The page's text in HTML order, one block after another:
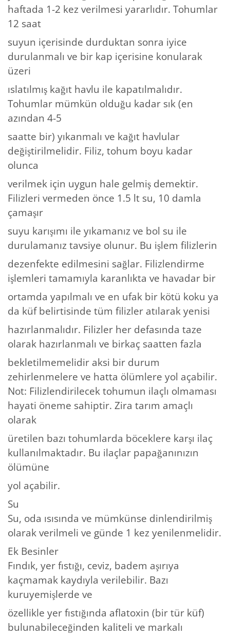
haftada 1-2 kez verilmesi yararlıdır. Tohumlar
12 saat
suyun içerisinde durduktan sonra iyice
durulanmalı ve bir kap içerisine konularak
üzeri
ıslatılmış kağıt havlu ile kapatılmalıdır.
Tohumlar mümkün olduğu kadar sık (en
azından 4-5
saatte bir) yıkanmalı ve kağıt havlular
değiştirilmelidir. Filiz, tohum boyu kadar
olunca
verilmek için uygun hale gelmiş demektir.
Filizleri vermeden önce 1.5 lt su, 10 damla
çamaşır
suyu karışımı ile yıkamanız ve bol su ile
durulamanız tavsiye olunur. Bu işlem filizlerin
dezenfekte edilmesini sağlar. Filizlendirme
işlemleri tamamıyla karanlıkta ve havadar bir
ortamda yapılmalı ve en ufak bir kötü koku ya
da küf belirtisinde tüm filizler atılarak yenisi
hazırlanmalıdır. Filizler her defasında taze
olarak hazırlanmalı ve birkaç saatten fazla
bekletilmemelidir aksi bir durum
zehirlenmelere ve hatta ölümlere yol açabilir.
Not: Filizlendirilecek tohumun ilaçlı olmaması
hayati öneme sahiptir. Zira tarım amaçlı
olarak
üretilen bazı tohumlarda böceklere karşı ilaç
kullanılmaktadır. Bu ilaçlar papağanınızın
ölümüne
yol açabilir.
Su
Su, oda ısısında ve mümkünse dinlendirilmiş
olarak verilmeli ve günde 1 kez yenilenmelidir.
Ek Besinler
Fındık, yer fıstığı, ceviz, badem aşırıya
kaçmamak kaydıyla verilebilir. Bazı
kuruyemişlerde ve
özellikle yer fıstığında aflatoxin (bir tür küf)
bulunabileceğinden kaliteli ve markalı